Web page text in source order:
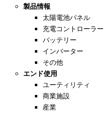
製品情報
太陽電池パネル
充電コントローラー
バッテリー
インバーター
その他
エンド使用
ユーティリティ
商業施設
産業